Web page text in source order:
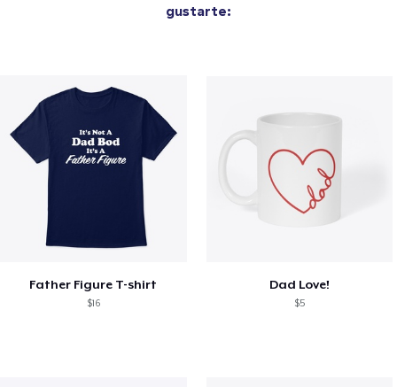
gustarte:
Father Figure T-shirt
$16
Dad Love!
$5